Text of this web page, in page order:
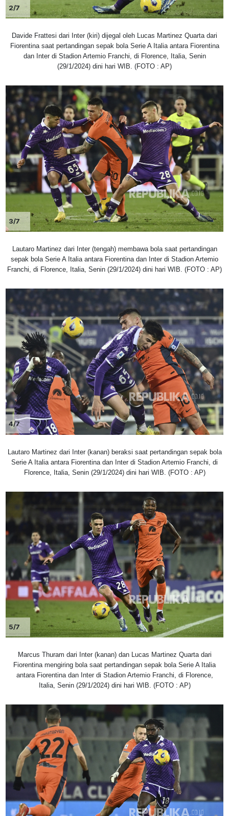
2/7
Davide Frattesi dari Inter (kiri) dijegal oleh Lucas Martinez Quarta dari
Fiorentina saat pertandingan sepak bola Serie A Italia antara Fiorentina
dan Inter di Stadion Artemio Franchi, di Florence, Italia, Senin
(29/1/2024) dini hari WIB. (FOTO : AP)
3/7
Lautaro Martinez dari Inter (tengah) membawa bola saat pertandingan
sepak bola Serie A Italia antara Fiorentina dan Inter di Stadion Artemio
Franchi, di Florence, Italia, Senin (29/1/2024) dini hari WIB. (FOTO : AP)
4/7
Lautaro Martinez dari Inter (kanan) beraksi saat pertandingan sepak bola
Serie A Italia antara Fiorentina dan Inter di Stadion Artemio Franchi, di
Florence, Italia, Senin (29/1/2024) dini hari WIB. (FOTO : AP)
5/7
Marcus Thuram dari Inter (kanan) dan Lucas Martinez Quarta dari
Fiorentina mengiring bola saat pertandingan sepak bola Serie A Italia
antara Fiorentina dan Inter di Stadion Artemio Franchi, di Florence,
Italia, Senin (29/1/2024) dini hari WIB. (FOTO : AP)